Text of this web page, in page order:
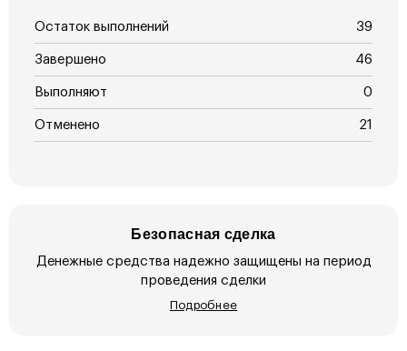
Остаток выполнений 39
Завершено 46
Выполняют 0
Отменено 21
Безопасная сделка
Денежные средства надежно защищены на период
проведения сделки
Подробнее